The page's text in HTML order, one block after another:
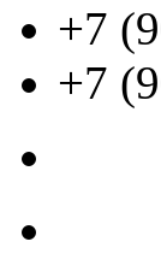
+7
+7